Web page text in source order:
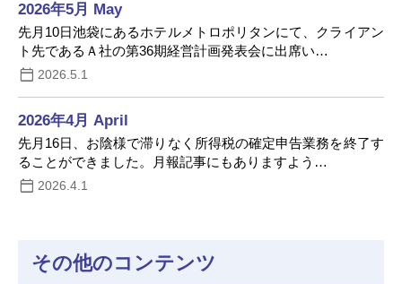
2026年5月 May
先月10日池袋にあるホテルメトロポリタンにて、クライアン
ト先であるＡ社の第36期経営計画発表会に出席い…
2026.5.1
2026年4月 April
先月16日、お陰様で滞りなく所得税の確定申告業務を終了す
ることができました。月報記事にもありますよう…
2026.4.1
その他のコンテンツ